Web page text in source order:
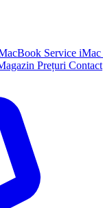
Service iMac
Prețuri Contact